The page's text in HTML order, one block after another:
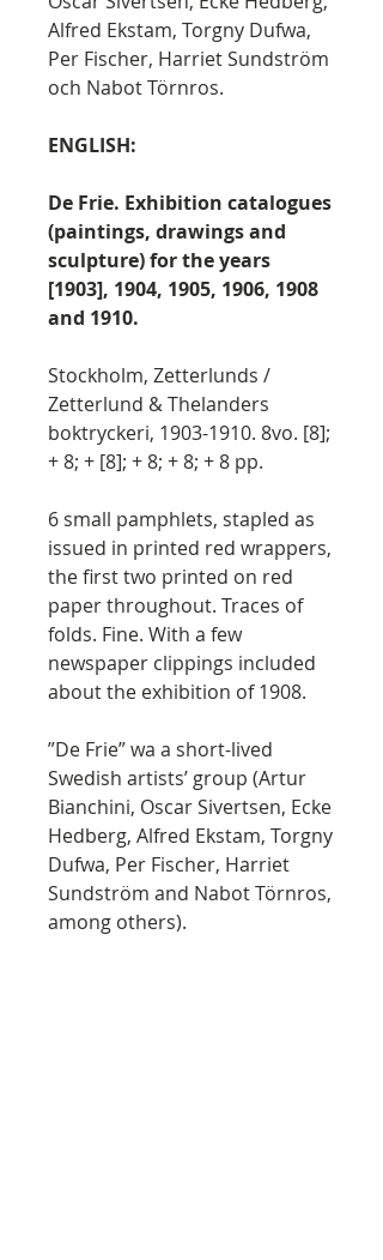
Alfred Ekstam, Torgny Dufwa,
Per Fischer, Harriet Sundström
och Nabot Törnros.
ENGLISH:
De Frie. Exhibition catalogues
(paintings, drawings and
sculpture) for the years
[1903], 1904, 1905, 1906, 1908
and 1910.
Stockholm, Zetterlunds /
Zetterlund & Thelanders
boktryckeri, 1903-1910. 8vo. [8];
+ 8; + [8]; + 8; + 8; + 8 pp.
6 small pamphlets, stapled as
issued in printed red wrappers,
the first two printed on red
paper throughout. Traces of
folds. Fine. With a few
newspaper clippings included
about the exhibition of 1908.
”De Frie” wa a short-lived
Swedish artists’ group (Artur
Bianchini, Oscar Sivertsen, Ecke
Hedberg, Alfred Ekstam, Torgny
Dufwa, Per Fischer, Harriet
Sundström and Nabot Törnros,
among others).